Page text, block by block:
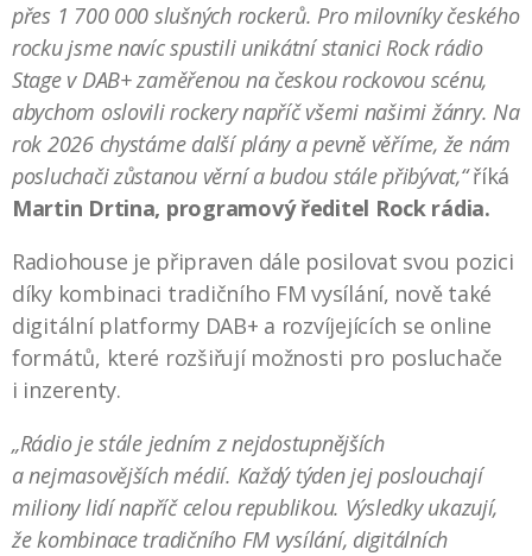
přes 1 700 000 slušných rockerů. Pro milovníky českého
rocku jsme navíc spustili unikátní stanici Rock rádio
Stage v DAB+ zaměřenou na českou rockovou scénu,
abychom oslovili rockery napříč všemi našimi žánry. Na
rok 2026 chystáme další plány a pevně věříme, že nám
posluchači zůstanou věrní a budou stále přibývat,“říká
Martin Drtina, programový ředitel Rock rádia.
Radiohouse je připraven dále posilovat svou pozici
díky kombinaci tradičního FM vysílání, nově také
digitální platformy DAB+ a rozvíjejících se online
formátů, které rozšiřují možnosti pro posluchače
i inzerenty.
„Rádio je stále jedním z nejdostupnějších
a nejmasovějších médií. Každý týden jej poslouchají
miliony lidí napříč celou republikou. Výsledky ukazují,
že kombinace tradičního FM vysílání, digitálních